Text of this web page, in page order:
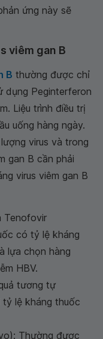
ứng này sẽ
viêm gan B
B thường được chỉ
dụng Peginterferon
Liệu trình điều trị
uống hàng ngày.
virus và trong
gan B cần phải
virus viêm gan B
Tenofovir
có tỷ lệ kháng
lựa chọn hàng
HBV.
tương tự
lệ kháng thuốc
Thường được